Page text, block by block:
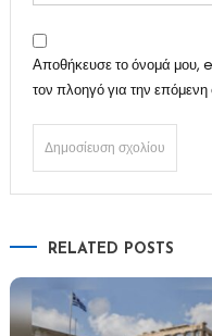
Αποθήκευσε το όνομά μου,
τον πλοηγό για την
RELATED POSTS